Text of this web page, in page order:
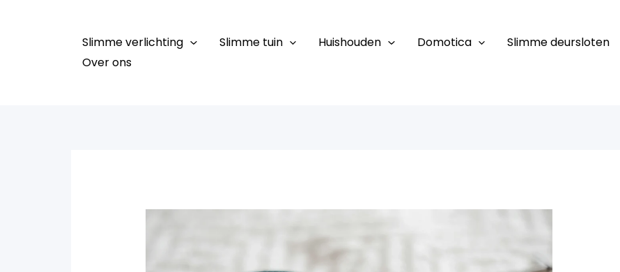
Slimme verlichting Slimme tuin Huishouden Domotica Slimme deursloten
Over ons